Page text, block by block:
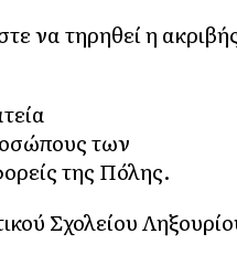
να τηρηθεί η
των
της Πόλης.
Σχολείου